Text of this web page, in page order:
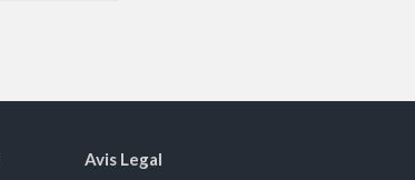
Avis Legal